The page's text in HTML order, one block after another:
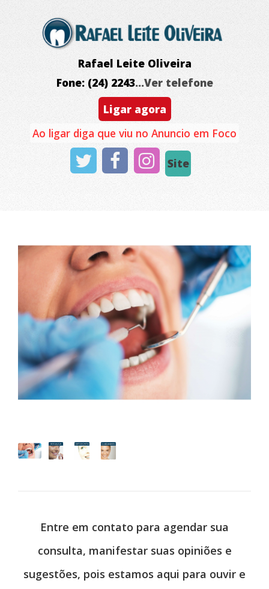
Rafael Leite Oliveira
Fone: (24) 2243...Ver telefone
Ligar agora
Ao ligar diga que viu no Anuncio em Foco
Site
Entre em contato para agendar sua
consulta, manifestar suas opiniões e
sugestões, pois estamos aqui para ouvir e